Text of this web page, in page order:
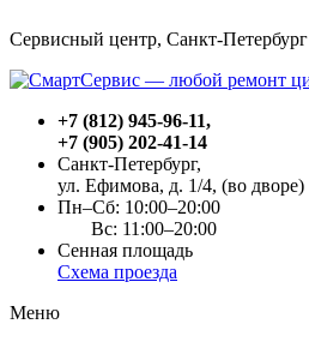
Сервисный центр, Cанкт-Петербург
+7 (812) 945-96-11,
+7 (905) 202-41-14
Санкт-Петербург,
ул. Ефимова, д. 1/4, (во дворе)
Пн–Сб: 10:00–20:00
Вс: 11:00–20:00
Сенная площадь
Схема проезда
Меню